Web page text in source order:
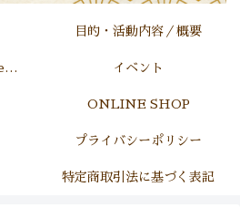
目的・活動内容／概要
出版・録音事業（Vacances Musicales) イベント
ONLINE SHOP
プライバシーポリシー
特定商取引法に基づく表記